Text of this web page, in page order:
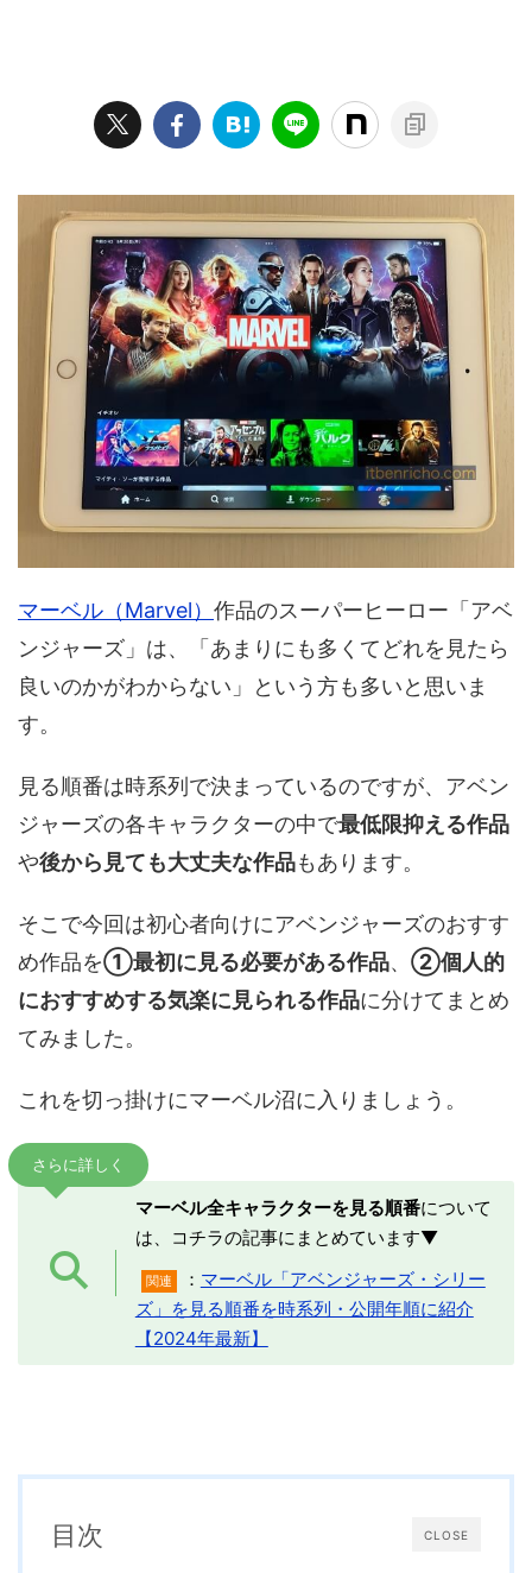
マーベル（Marvel） 作品のスーパーヒーロー「アベ
ンジャーズ」は、「あまりにも多くてどれを見たら
良いのかがわからない」という方も多いと思いま
す。
見る順番は時系列で決まっているのですが、アベン
ジャーズの各キャラクターの中で最低限抑える作品
や後から見ても大丈夫な作品もあります。
そこで今回は初心者向けにアベンジャーズのおすす
め作品を①最初に見る必要がある作品、 ②個人的
におすすめする気楽に見られる作品に分けてまとめ
てみました。
これを切っ掛けにマーベル沼に入りましょう。
さらに詳しく
マーベル全キャラクターを見る順番について
は、コチラの記事にまとめています▼
関連 ： マーベル「アベンジャーズ・シリー
ズ」を見る順番を時系列・公開年順に紹介
【2024年最新】
CLOSE
目次